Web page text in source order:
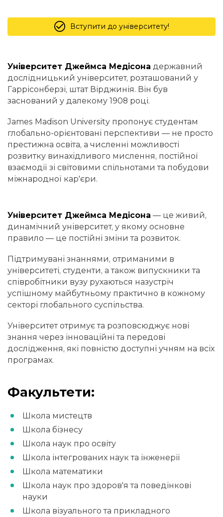
Вступити до університету!
Університет Джеймса Медісона державний
дослідницький університет, розташований у
Гаррісонберзі, штат Вірджинія. Він був
заснований у далекому 1908 році.
James Madison University пропонує студентам
глобально-орієнтовані перспективи — не просто
престижна освіта, а численні можливості
розвитку винахідливого мислення, постійної
взаємодії зі світовими спільнотами та побудови
міжнародної кар'єри.
Університет Джеймса Медісона — це живий,
динамічний університет, у якому основне
правило — це постійні зміни та розвиток.
Підтримувані знаннями, отриманими в
університеті, студенти, а також випускники та
співробітники вузу рухаються назустріч
успішному майбутньому практично в кожному
секторі глобального суспільства.
Університет отримує та розповсюджує нові
знання через інноваційні та передові
дослідження, які повністю доступні учням на всіх
програмах.
Факультети:
Школа мистецтв
Школа бізнесу
Школа наук про освіту
Школа інтегрованих наук та інженерії
Школа математики
Школа наук про здоров'я та поведінкові
науки
Школа візуального та прикладного